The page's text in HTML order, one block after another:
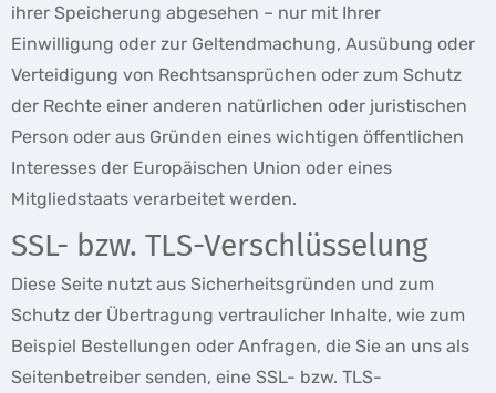
ihrer Speicherung abgesehen – nur mit Ihrer
Einwilligung oder zur Geltendmachung, Ausübung oder
Verteidigung von Rechtsansprüchen oder zum Schutz
der Rechte einer anderen natürlichen oder juristischen
Person oder aus Gründen eines wichtigen öffentlichen
Interesses der Europäischen Union oder eines
Mitgliedstaats verarbeitet werden.
SSL- bzw. TLS-Verschlüsselung
Diese Seite nutzt aus Sicherheitsgründen und zum
Schutz der Übertragung vertraulicher Inhalte, wie zum
Beispiel Bestellungen oder Anfragen, die Sie an uns als
Seitenbetreiber senden, eine SSL- bzw. TLS-